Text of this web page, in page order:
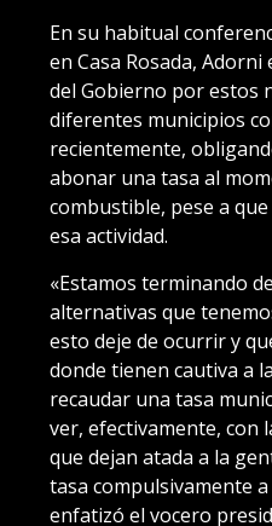
En su habitual
en Casa Rosada,
del Gobierno por estos
diferentes municipios
recientemente,
abonar una tasa al
combustible, pese a
esa actividad.
«Estamos terminando
alternativas que
esto deje de ocurrir y
donde tienen cautiva a
recaudar una tasa
ver, efectivamente, con
que dejan atada a la
tasa compulsivamente
enfatizó el vocero